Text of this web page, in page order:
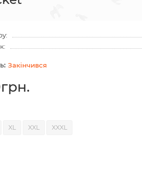
Закінчився
XL XXL XXXL